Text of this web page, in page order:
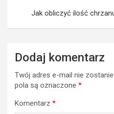
Jak obliczyć ilość
Dodaj komentarz
Twój adres e-mail nie
pola są oznaczone *
Komentarz *